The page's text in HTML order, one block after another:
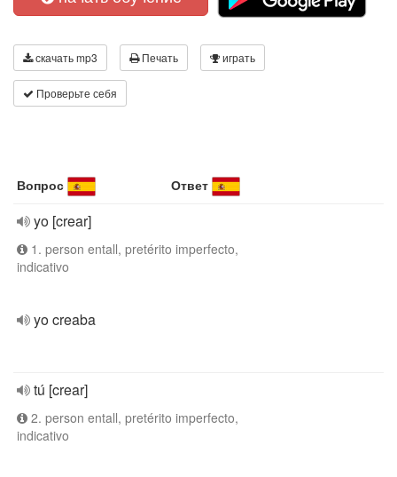
скачать mp3 Печать играть
Проверьте себя
Вопрос Ответ
yo [crear]
1. person entall, pretérito imperfecto,
indicativo
yo creaba
tú [crear]
2. person entall, pretérito imperfecto,
indicativo